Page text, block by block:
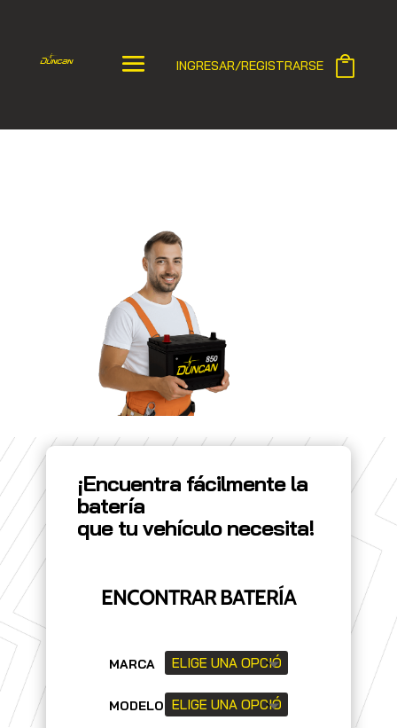
INGRESAR/REGISTRARSE
¡Encuentra fácilmente la
batería
que tu vehículo necesita!
ENCONTRAR BATERÍA
MARCA
MODELO